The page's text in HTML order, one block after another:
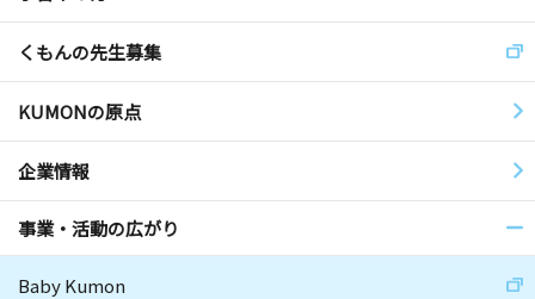
くもんの先生募集
KUMONの原点
企業情報
事業・活動の広がり
Baby Kumon